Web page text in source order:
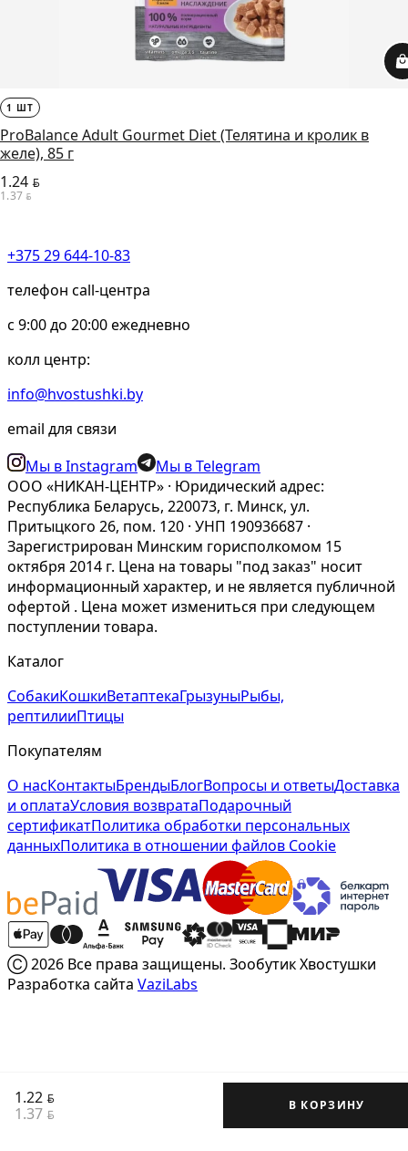
1.22 BYN
1.37 BYN
В КОРЗИНУ
1 ШТ
ProBalance Adult Gourmet Diet (Телятина и кролик в
желе), 85 г
1.24 BYN
1.37 BYN
+375 29 644-10-83
телефон call-центра
c 9:00 до 20:00 ежедневно
колл центр:
info@hvostushki.by
email для связи
Мы в Instagram
Мы в Telegram
ООО «НИКАН-ЦЕНТР» · Юридический адрес:
Республика Беларусь, 220073, г. Минск, ул.
Притыцкого 26, пом. 120 · УНП 190936687 ·
Зарегистрирован Минским горисполкомом 15
октября 2014 г. Цена на товары "под заказ" носит
информационный характер, и не является публичной
офертой . Цена может измениться при следующем
поступлении товара.
Каталог
СобакиКошкиВетаптекаГрызуныРыбы,
рептилииПтицы
Покупателям
О насКонтактыБрендыБлогВопросы и ответыДоставка
и оплатаУсловия возвратаПодарочный
сертификатПолитика обработки персональных
данныхПолитика в отношении файлов Cookie
Ⓒ 2026 Все права защищены. Зообутик Хвостушки
Разработка сайта VaziLabs